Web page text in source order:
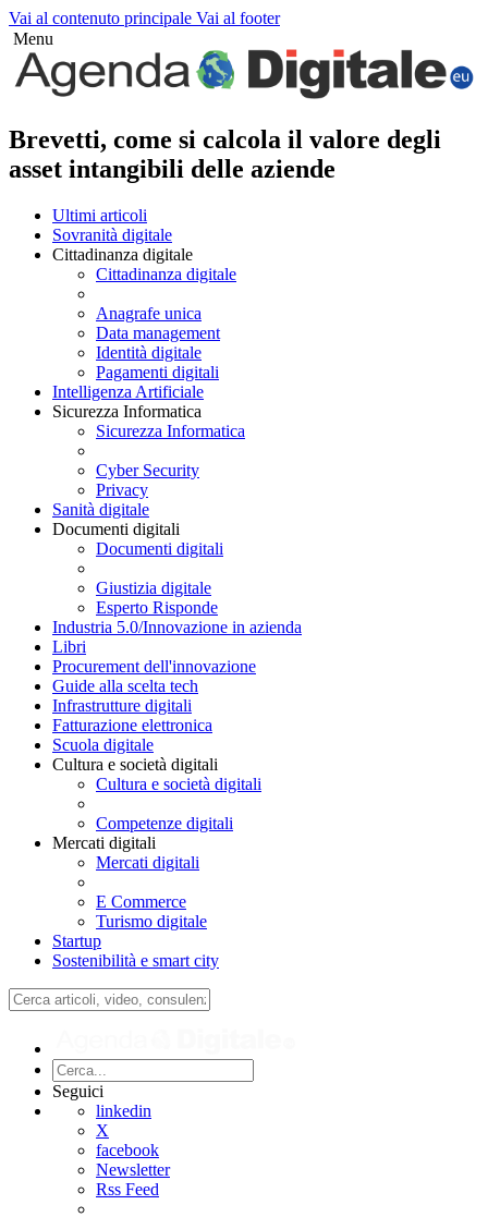
Vai al contenuto principale Vai al footer
Menu
Brevetti, come si calcola il valore degli
asset intangibili delle aziende
Ultimi articoli
Sovranità digitale
Cittadinanza digitale
Cittadinanza digitale
Anagrafe unica
Data management
Identità digitale
Pagamenti digitali
Intelligenza Artificiale
Sicurezza Informatica
Sicurezza Informatica
Cyber Security
Privacy
Sanità digitale
Documenti digitali
Documenti digitali
Giustizia digitale
Esperto Risponde
Industria 5.0/Innovazione in azienda
Libri
Procurement dell'innovazione
Guide alla scelta tech
Infrastrutture digitali
Fatturazione elettronica
Scuola digitale
Cultura e società digitali
Cultura e società digitali
Competenze digitali
Mercati digitali
Mercati digitali
E Commerce
Turismo digitale
Startup
Sostenibilità e smart city
Seguici
linkedin
X
facebook
Newsletter
Rss Feed